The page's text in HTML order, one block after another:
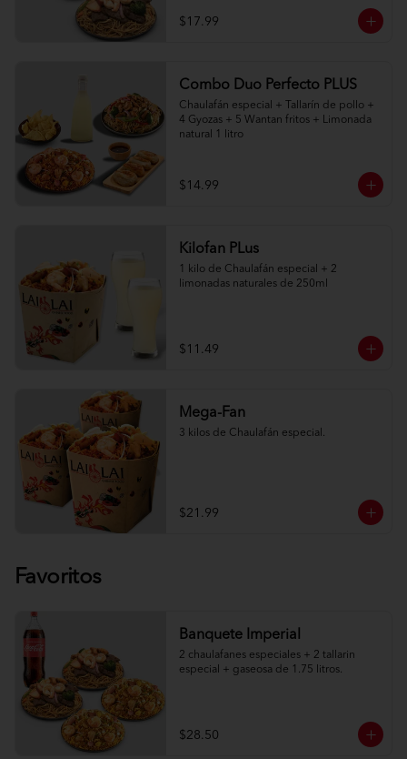
$17.99
Combo Duo Perfecto PLUS
Chaulafán especial + Tallarín de pollo +
4 Gyozas + 5 Wantan fritos + Limonada
natural 1 litro
$14.99
Kilofan PLus
1 kilo de Chaulafán especial + 2
limonadas naturales de 250ml
$11.49
Mega-Fan
3 kilos de Chaulafán especial.
$21.99
Favoritos
Banquete Imperial
2 chaulafanes especiales + 2 tallarin
especial + gaseosa de 1.75 litros.
$28.50